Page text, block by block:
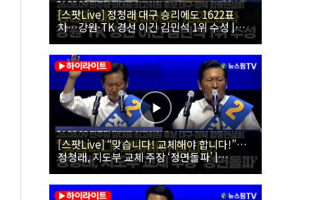
[스팟Live] 정청래 대구 승리에도 1622표
차…강원·TK 경선 이긴 김민석 1위 수성 |
26.08.09 더불어민주당 당대표·최고위원 후
보 대구·경북 합동연설회
[스팟Live] “맞습니다! 교체해야 합니다!”…
정청래, 지도부 교체 주장 ‘정면돌파’ |
26.08.09 더불어민주당 당대표·최고위원 후
보 대구·경북 합동연설회